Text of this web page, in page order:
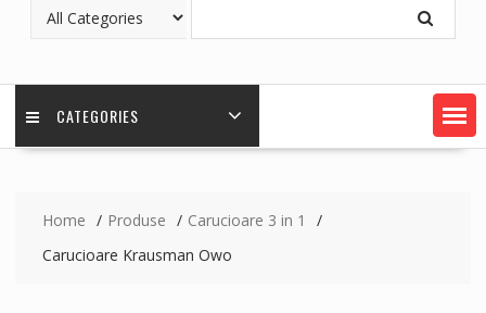
CATEGORIES
Home Produse
Carucioare 3 in 1
Carucioare Krausman Owo